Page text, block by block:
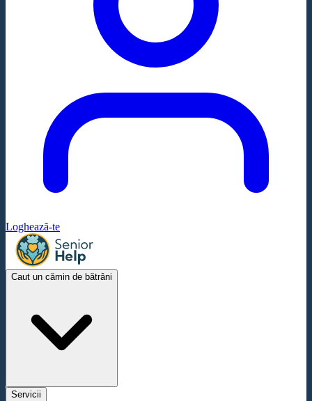
Loghează-te
Caut un cămin de bătrâni
Servicii